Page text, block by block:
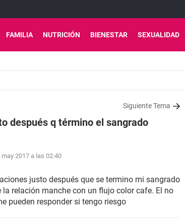
FAMILIA NUTRICIÓN BIENESTAR SEXUALIDAD
Siguiente Tema
después q término el sangrado
may 2017 a las 02:40
justo después que se termino mi sangrado
relación manche con un flujo color cafe. El no
pueden responder si tengo riesgo